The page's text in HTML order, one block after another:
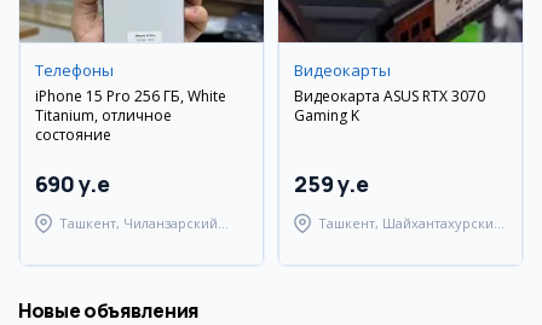
Телефоны
iPhone 15 Pro 256 ГБ, White
Titanium, отличное
состояние
690 y.e
Ташкент, Чиланзарский
Видеокарты
Видеокарта ASUS RTX 3070
Gaming K
259 y.e
Ташкент, Шайхантахурский
Новые объявления